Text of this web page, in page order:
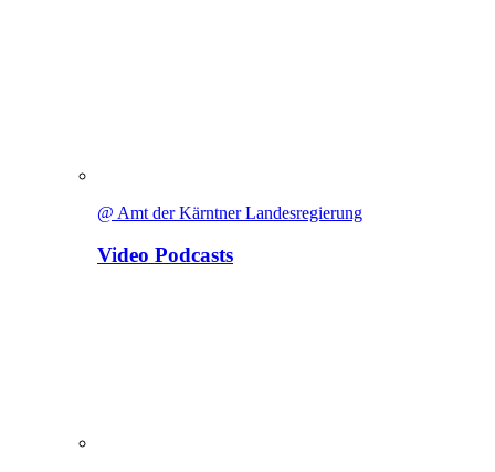
@ Amt der Kärntner Landesregierung
Video Podcasts